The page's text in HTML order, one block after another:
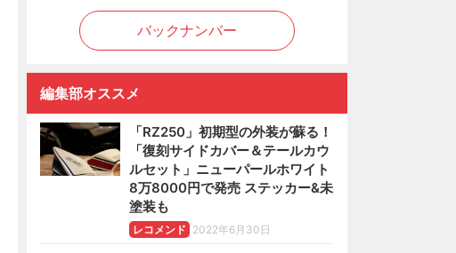
バックナンバー
編集部オススメ
「RZ250」初期型の外装が蘇る！
「復刻サイドカバー＆テールカウ
ルセット」ニューパールホワイト
8万8000円で発売 ステッカー&未
塗装も
レコメンド 2022年6月30日